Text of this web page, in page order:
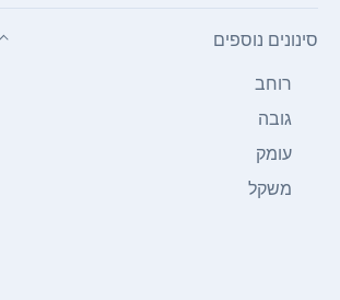
סינונים נוספים
רוחב
גובה
עומק
משקל